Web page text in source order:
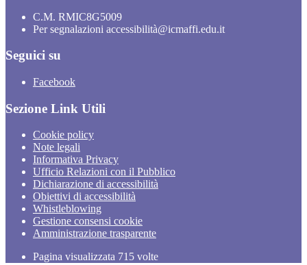
C.M. RMIC8G5009
Per segnalazioni accessibilità@icmaffi.edu.it
Seguici su
Facebook
Sezione Link Utili
Cookie policy
Note legali
Informativa Privacy
Ufficio Relazioni con il Pubblico
Dichiarazione di accessibilità
Obiettivi di accessibilità
Whistleblowing
Gestione consensi cookie
Amministrazione trasparente
Pagina visualizzata 715 volte